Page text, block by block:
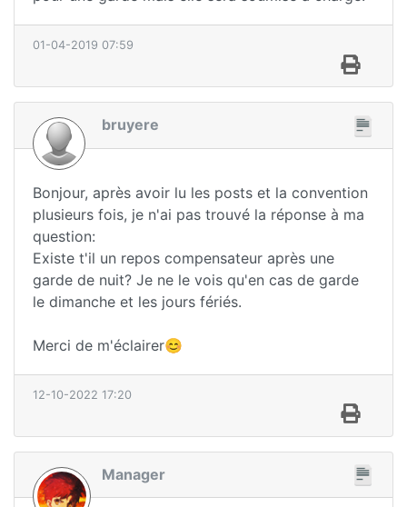
01-04-2019 07:59
bruyere
Bonjour, après avoir lu les posts et la convention
plusieurs fois, je n'ai pas trouvé la réponse à ma
question:
Existe t'il un repos compensateur après une
garde de nuit? Je ne le vois qu'en cas de garde
le dimanche et les jours fériés.
Merci de m'éclairer😊
12-10-2022 17:20
Manager